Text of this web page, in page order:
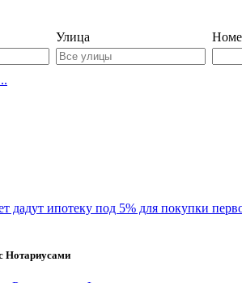
Улица
дадут ипотеку под 5% для покупки
Нотариусами